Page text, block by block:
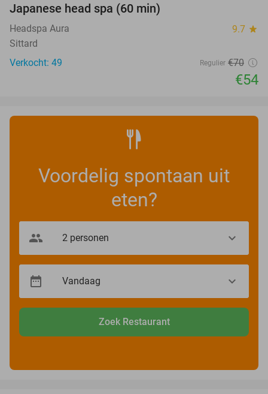
Japanese head spa (60 min)
Headspa Aura 9.7 star
Sittard
Verkocht: 49
Regulier €70
€54
Voordelig spontaan uit
eten?
Zoek Restaurant